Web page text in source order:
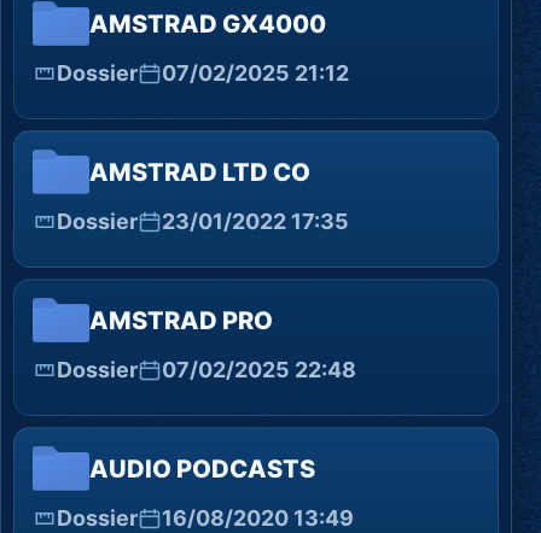
AMSTRAD GX4000
Dossier 07/02/2025 21:12
AMSTRAD LTD CO
Dossier 23/01/2022 17:35
AMSTRAD PRO
Dossier 07/02/2025 22:48
AUDIO PODCASTS
Dossier 16/08/2020 13:49